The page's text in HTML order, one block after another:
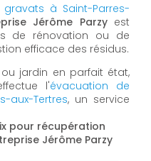
à Saint-Parres-
Jérôme Parzyest
de rénovation ou de
efficace des résidus.
jardin en parfait état,
l'évacuation de
aux-Tertres, un service
pour récupération
Jérôme Parzy